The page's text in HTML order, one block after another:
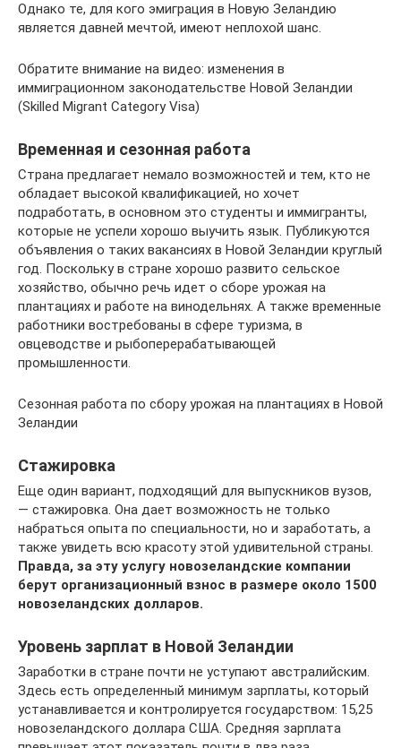
Однако те, для кого эмиграция в Новую Зеландию
является давней мечтой, имеют неплохой шанс.
Обратите внимание на видео: изменения в
иммиграционном законодательстве Новой Зеландии
(Skilled Migrant Category Visa)
Временная и сезонная работа
Страна предлагает немало возможностей и тем, кто не
обладает высокой квалификацией, но хочет
подработать, в основном это студенты и иммигранты,
которые не успели хорошо выучить язык. Публикуются
объявления о таких вакансиях в Новой Зеландии круглый
год. Поскольку в стране хорошо развито сельское
хозяйство, обычно речь идет о сборе урожая на
плантациях и работе на винодельнях. А также временные
работники востребованы в сфере туризма, в
овцеводстве и рыбоперерабатывающей
промышленности.
Сезонная работа по сбору урожая на плантациях в Новой
Зеландии
Стажировка
Еще один вариант, подходящий для выпускников вузов,
— стажировка. Она дает возможность не только
набраться опыта по специальности, но и заработать, а
также увидеть всю красоту этой удивительной страны.
Правда, за эту услугу новозеландские компании
берут организационный взнос в размере около 1500
новозеландских долларов.
Уровень зарплат в Новой Зеландии
Заработки в стране почти не уступают австралийским.
Здесь есть определенный минимум зарплаты, который
устанавливается и контролируется государством: 15,25
новозеландского доллара США. Средняя зарплата